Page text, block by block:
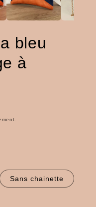
bleu
à
Sans chainette